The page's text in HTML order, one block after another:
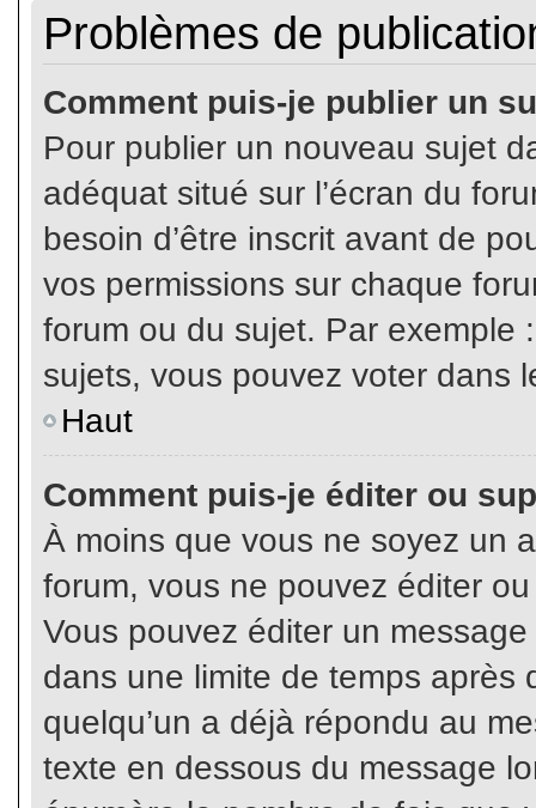
Problèmes de
Comment puis-je publier un
Pour publier un nouveau sujet
adéquat situé sur l’écran du
besoin d’être inscrit avant de
vos permissions sur chaque
forum ou du sujet. Par exemple
sujets, vous pouvez voter dans
Haut
Comment puis-je éditer ou
À moins que vous ne soyez un
forum, vous ne pouvez éditer
Vous pouvez éditer un
dans une limite de temps après
quelqu’un a déjà répondu au
texte en dessous du message